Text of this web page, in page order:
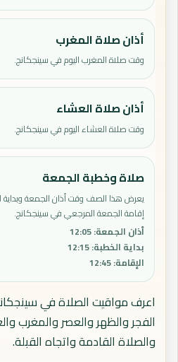
أذان صلاة المغرب
وقت صلاة المغرب اليوم في سينجكانج.
أذان صلاة العشاء
وقت صلاة العشاء اليوم في سينجكانج.
صلاة وخطبة الجمعة
يعرض هذا الصف وقت أذان الجمعة
إقامة الجمعة المرجعي في سينجكانج.
أذان الجمعة:
12:05
بداية الخطبة:
12:15
الإقامة:
12:45
اعرف مواقيت الصلاة في
الفجر والظهر والعصر والمغرب
والصلاة القادمة واتجاه القبلة.